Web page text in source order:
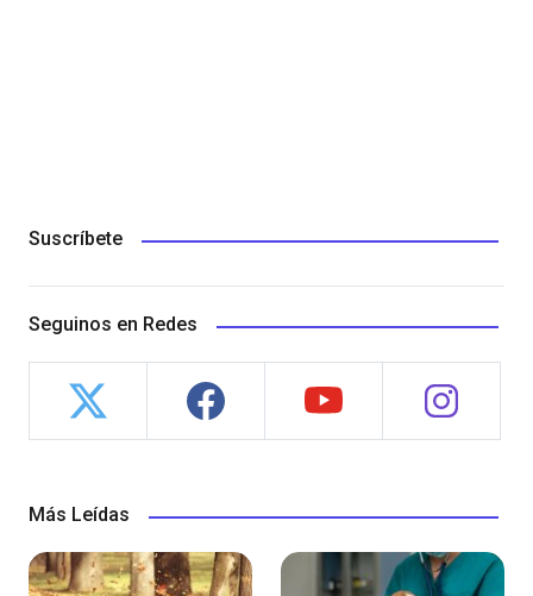
Suscríbete
Seguinos en Redes
Más Leídas